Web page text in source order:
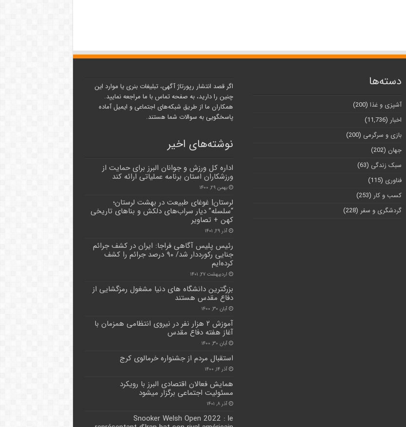
دسته‌ها
آشپزی و غذا (200)
اخبار (11,736)
بازی و سرگرمی (200)
جهان (202)
سبک زندگی (63)
فناوری (115)
کسب و کار (253)
گردشگری و سفر (228)
اگر قصد انتشار رپورتاژ آگهی، تبلیغات بنری یا موارد این
چنین را دارید، به صفحه تماس با ما مراجعه نمایید.
همکاران ما از طریق شبکه‌های اجتماعی و ایمیل آماده
پاسخگویی به سوالات شما هستند.
نوشته‌های اخیر
اداره کل ورزش و جوانان البرز برای حمایت از
ورزشکاران استان برنامه عملیاتی ارائه کند
بهمن ۲۹, ۱۴۰۰
لرستان| غوغای طبیعت در بهشت لرستان؛
“سلسله” دیار سراب‌های دلکش و بناهای تاریخی
کهن + تصاویر
آذر ۲۹, ۱۴۰۱
رئیس پلیس آگاهی فراجا: ایران در کشف جرائم
جنایی رکورددار شد‌/ ۹۰ درصد جرائم را کشف
کرده‌ایم
اردیبهشت ۲۷, ۱۴۰۱
بزرگترین دانشگاه های دنیا مشغول رمزگشایی از
دفاع مقدس هستند
آبان ۳۰, ۱۴۰۰
آموزش ۲ هزار نفر در نیروی انتظامی همزمان با
آغاز هفته دفاع مقدس
آبان ۳۰, ۱۴۰۰
استقبال مردم از جشنواره خرمالوی کرج
آذر ۱۴, ۱۴۰۰
همایش فعالان اقتصادی البرز با رویکرد
مسئولیت اجتماعی برگزار میشود
آذر ۸, ۱۴۰۱
Snooker Welsh Open 2022 : le